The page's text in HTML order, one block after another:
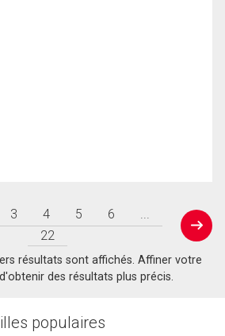
3 4 5 6
22
next
résultats sont affichés. Affiner votre
des résultats plus précis.
populaires